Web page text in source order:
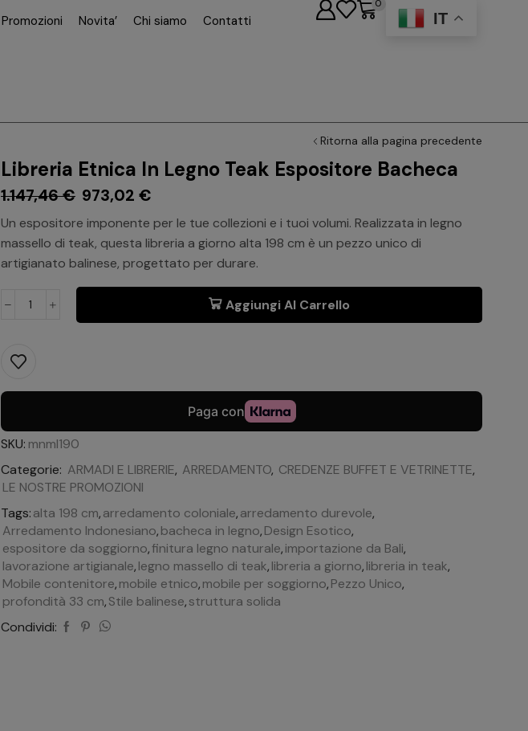
Promozioni Novita’ Chi siamo Contatti
0
IT
Ritorna alla pagina precedente
Libreria Etnica In Legno Teak Espositore Bacheca
1.147,46€ 973,02 €
Un espositore imponente per le tue collezioni e i tuoi volumi. Realizzata in legno
massello di teak, questa libreria a giorno alta 198 cm è un pezzo unico di
artigianato balinese, progettato per durare.
Aggiungi Al Carrello
SKU: mnml190
Categorie: ARMADI E LIBRERIE, ARREDAMENTO, CREDENZE BUFFET E VETRINETTE,
LE NOSTRE PROMOZIONI
Tags:alta 198 cm,arredamento coloniale,arredamento durevole,
Arredamento Indonesiano,bacheca in legno,Design Esotico,
espositore da soggiorno,finitura legno naturale,importazione da Bali,
lavorazione artigianale,legno massello di teak,libreria a giorno,libreria in teak,
Mobile contenitore,mobile etnico,mobile per soggiorno,Pezzo Unico,
profondità 33 cm,Stile balinese,struttura solida
Condividi: